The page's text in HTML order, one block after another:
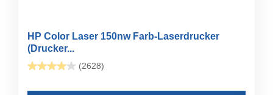
HP Color Laser 150nw Farb-Laserdrucker
(Drucker...
(2628)